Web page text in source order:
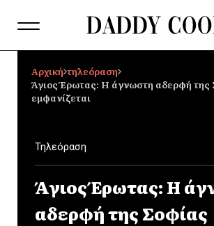
Αρχική τηλεόραση
Άγιος Έρωτας: Η άγνωστη αδερφή της
εμφανίζεται
Τηλεόραση
Άγιος Έρωτας: Η
αδερφή της Σοφίας